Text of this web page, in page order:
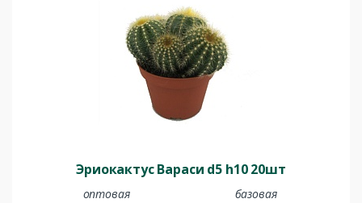
Эриокактус Вараси d5 h10 20шт
оптовая базовая